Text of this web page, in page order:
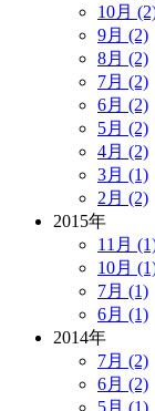
10月
9月 (2)
8月 (2)
7月 (2)
6月 (2)
5月 (2)
4月 (2)
3月 (1)
2月 (2)
2015年
11月
10月
7月 (1)
6月 (1)
2014年
7月 (2)
6月 (2)